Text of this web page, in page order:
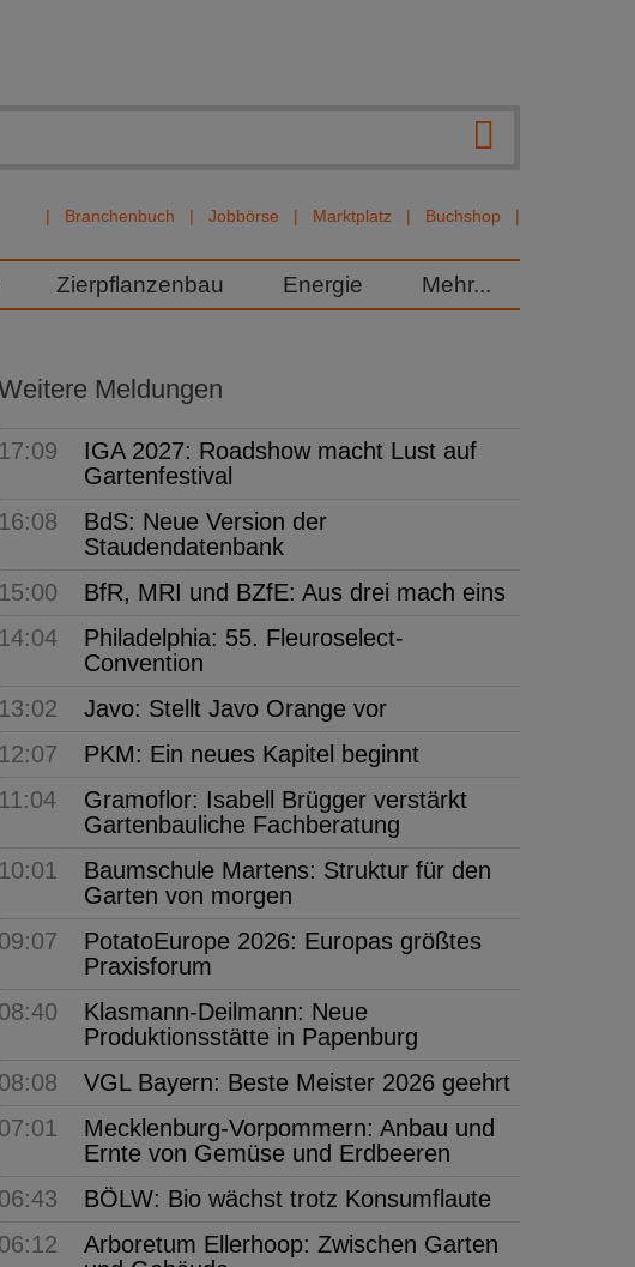
Branchenbuch Jobbörse Marktplatz Buchshop
Zierpflanzenbau Energie Mehr...
Meldungen
17:09
IGA 2027: Roadshow macht Lust auf
Gartenfestival
16:08
BdS: Neue Version der
Staudendatenbank
15:00
BfR, MRI und BZfE: Aus drei mach eins
14:04
Philadelphia: 55. Fleuroselect-
Convention
13:02
Javo: Stellt Javo Orange vor
12:07
PKM: Ein neues Kapitel beginnt
11:04
Gramoflor: Isabell Brügger verstärkt
Gartenbauliche Fachberatung
10:01
Baumschule Martens: Struktur für den
Garten von morgen
09:07
PotatoEurope 2026: Europas größtes
Praxisforum
08:40
Klasmann-Deilmann: Neue
Produktionsstätte in Papenburg
08:08
VGL Bayern: Beste Meister 2026 geehrt
07:01
Mecklenburg-Vorpommern: Anbau und
Ernte von Gemüse und Erdbeeren
06:43
BÖLW: Bio wächst trotz Konsumflaute
06:12
Arboretum Ellerhoop: Zwischen Garten